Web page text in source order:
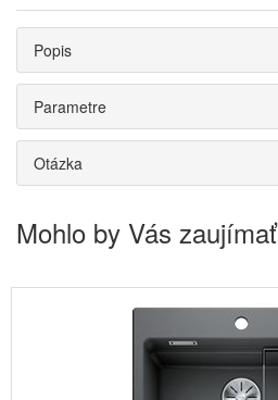
Popis
Parametre
Otázka
Mohlo by Vás zaujímať